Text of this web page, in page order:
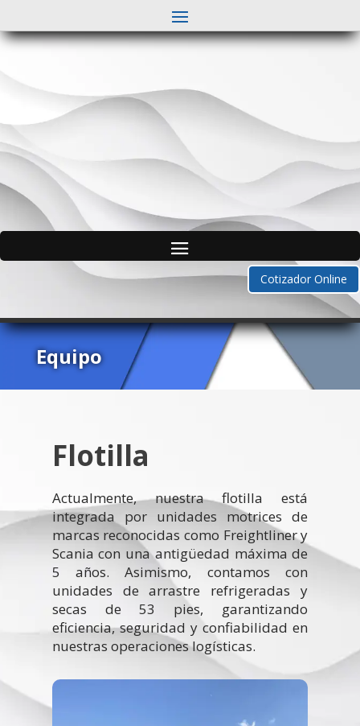
Cotizador Online
Equipo
Flotilla
Actualmente, nuestra flotilla está
integrada por unidades motrices de
marcas reconocidas como Freightliner y
Scania con una antigüedad máxima de
5 años. Asimismo, contamos con
unidades de arrastre refrigeradas y
secas de 53 pies, garantizando
eficiencia, seguridad y confiabilidad en
nuestras operaciones logísticas.